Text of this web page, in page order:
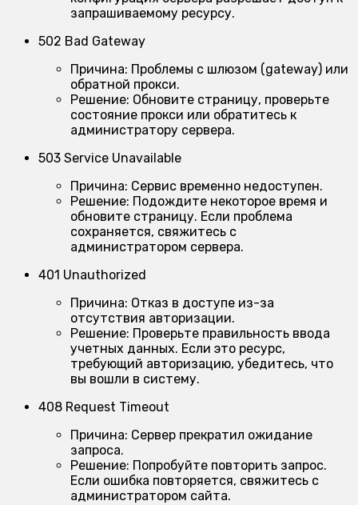
запрашиваемому ресурсу.
502 Bad Gateway
Причина: Проблемы с шлюзом (gateway) или
обратной прокси.
Решение: Обновите страницу, проверьте
состояние прокси или обратитесь к
администратору сервера.
503 Service Unavailable
Причина: Сервис временно недоступен.
Решение: Подождите некоторое время и
обновите страницу. Если проблема
сохраняется, свяжитесь с
администратором сервера.
401 Unauthorized
Причина: Отказ в доступе из-за
отсутствия авторизации.
Решение: Проверьте правильность ввода
учетных данных. Если это ресурс,
требующий авторизацию, убедитесь, что
вы вошли в систему.
408 Request Timeout
Причина: Сервер прекратил ожидание
запроса.
Решение: Попробуйте повторить запрос.
Если ошибка повторяется, свяжитесь с
администратором сайта.